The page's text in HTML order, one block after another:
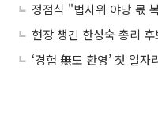
‘경험 無도 환영’ 첫 일자